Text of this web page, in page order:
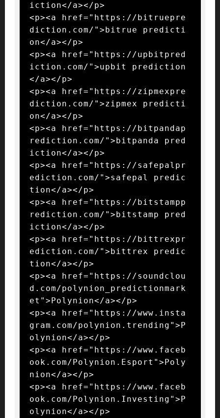
iction</a></p>
<p><a href="https://bitruepre
diction.com/">bitrue predicti
on</a></p>
<p><a href="https://upbitpred
iction.com/">upbit prediction
</a></p>
<p><a href="https://zipmexpre
diction.com/">zipmex predicti
on</a></p>
<p><a href="https://bitpandap
rediction.com/">bitpanda pred
iction</a></p>
<p><a href="https://safepalpr
ediction.com/">safepal predic
tion</a></p>
<p><a href="https://bitstampp
rediction.com/">bitstamp pred
iction</a></p>
<p><a href="https://bittrexpr
ediction.com/">bittrex predic
tion</a></p>
<p><a href="https://soundclou
d.com/polynion_predictionmark
et">Polynion</a></p>
<p><a href="https://www.insta
gram.com/polynion.trending">P
olynion</a></p>
<p><a href="https://www.faceb
ook.com/Polynion.Esport">Poly
nion</a></p>
<p><a href="https://www.faceb
ook.com/Polynion.Investing">P
olynion</a></p>